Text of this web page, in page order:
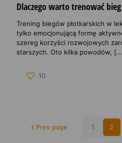
Dlaczego warto trenować
Trening biegów płotkarskich w
tylko emocjonującą formę
szereg korzyści rozwojowych
starszych. Oto kilka powodów,
10
Prev page 1 2